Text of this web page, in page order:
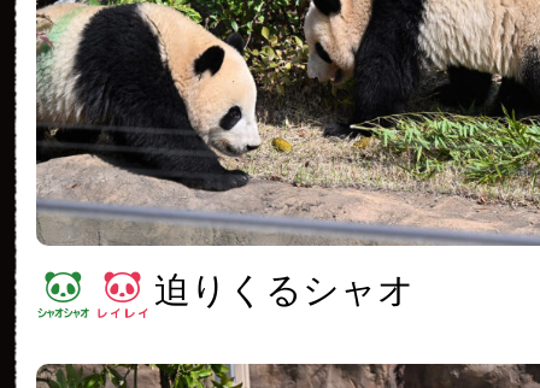
迫りくるシャオ